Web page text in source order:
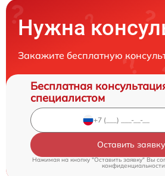
Нужна
Закажите бесплатную
Бесплатная
специалистом
Оставить заявку
Нажимая на кнопку "Оставить заявку" Вы
конфиденциальности